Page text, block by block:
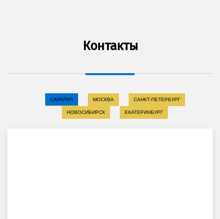
Контакты
САРАПУЛ МОСКВА САНКТ-ПЕТЕРБУРГ
НОВОСИБИРСК ЕКАТЕРИНБУРГ